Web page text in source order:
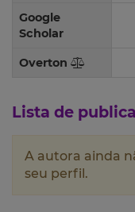
Google
Scholar
Overton
Lista de
A autora ainda
seu perfil.